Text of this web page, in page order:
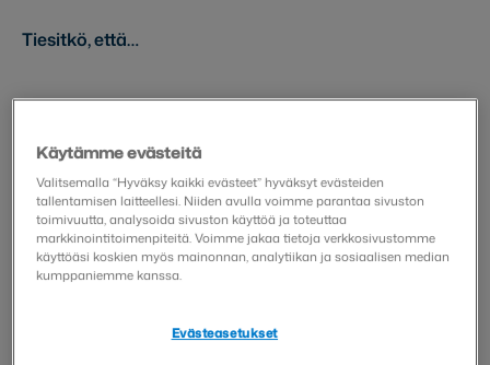
Tiesitkö, että…
40%
40% pohjoismaisista kyselyyn
vastanneista yrityksistä ei vielä
hyödynnä sopimushallinnan
integraatioita
75% pohjoismaisista kyselyyn
Käytämme evästeitä
Valitsemalla “Hyväksy kaikki evästeet” hyväksyt evästeiden
tallentamisen laitteellesi. Niiden avulla voimme parantaa sivuston
toimivuutta, analysoida sivuston käyttöä ja toteuttaa
markkinointitoimenpiteitä. Voimme jakaa tietoja verkkosivustomme
käyttöäsi koskien myös mainonnan, analytiikan ja sosiaalisen median
kumppaniemme kanssa.
Evästeasetukset